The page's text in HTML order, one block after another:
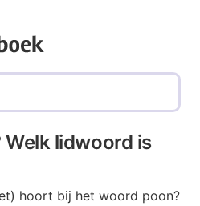
Welk lidwoord is
hoort bij het woord poon?